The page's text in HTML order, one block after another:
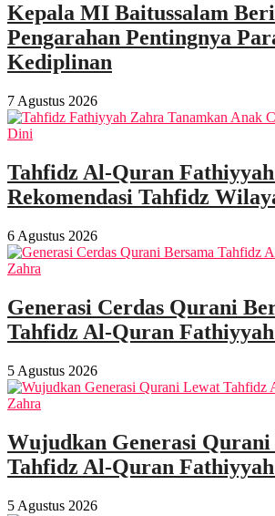
Kepala MI Baitussalam
Pengarahan Pentingnya
Kediplinan
7 Agustus 2026
Tahfidz Al-Quran
Rekomendasi Tahfidz
6 Agustus 2026
Generasi Cerdas Qurani
Tahfidz Al-Quran
5 Agustus 2026
Wujudkan Generasi
Tahfidz Al-Quran
5 Agustus 2026